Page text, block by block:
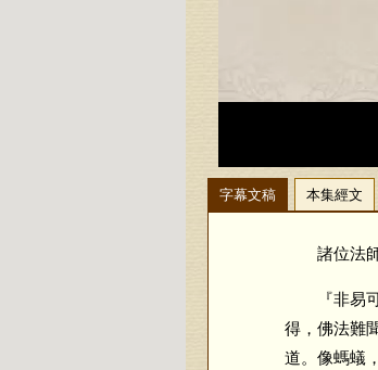
字幕文稿 本集經文
諸位法師
『非易可
得，佛法難
道。像螞蟻